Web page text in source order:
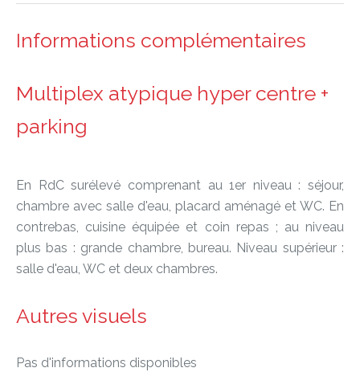
Informations complémentaires
Multiplex atypique hyper centre +
parking
En RdC surélevé comprenant au 1er niveau : séjour,
chambre avec salle d'eau, placard aménagé et WC. En
contrebas, cuisine équipée et coin repas ; au niveau
plus bas : grande chambre, bureau. Niveau supérieur :
salle d'eau, WC et deux chambres.
Autres visuels
Pas d'informations disponibles